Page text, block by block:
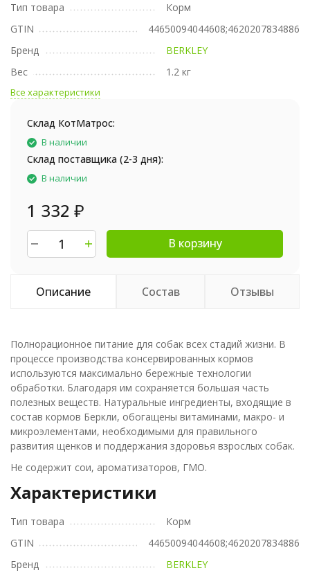
Тип товара
Корм
GTIN
44650094044608;4620207834886
Бренд
BERKLEY
Вес
1.2 кг
Все характеристики
Склад КотМатрос:
В наличии
Склад поставщика (2-3 дня):
В наличии
1 332 ₽
В корзину
Описание Состав Отзывы
Полнорационное питание для собак всех стадий жизни. В
процессе производства консервированных кормов
используются максимально бережные технологии
обработки. Благодаря им сохраняется большая часть
полезных веществ. Натуральные ингредиенты, входящие в
состав кормов Беркли, обогащены витаминами, макро- и
микроэлементами, необходимыми для правильного
развития щенков и поддержания здоровья взрослых собак.
Не содержит сои, ароматизаторов, ГМО.
Характеристики
Тип товара
Корм
GTIN
44650094044608;4620207834886
Бренд
BERKLEY